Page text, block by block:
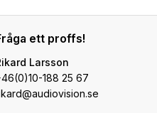
ett proffs!
Larsson
188 25 67